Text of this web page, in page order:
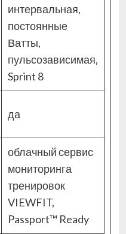
интервальная,
постоянные
Ватты,
пульсозависимая,
Sprint 8
да
облачный сервис
мониторинга
тренировок
VIEWFIT,
Passport™ Ready